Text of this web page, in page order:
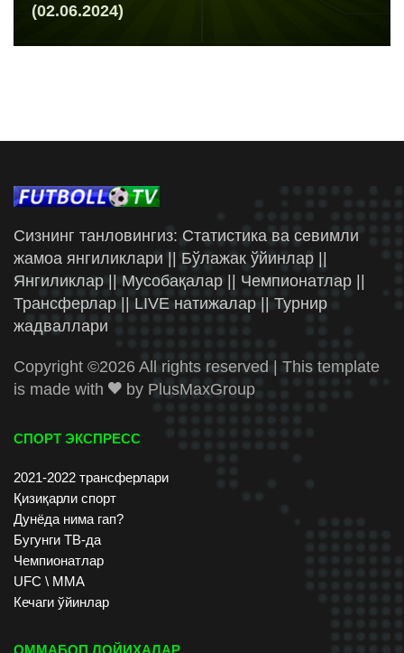
(02.06.2024)
Сизнинг танловингиз: Статистика ва севимли
жамоа янгиликлари || Бўлажак ўйинлар ||
Янгиликлар || Мусобақалар || Чемпионатлар ||
Трансферлар || LIVE натижалар || Турнир
жадваллари
Copyright ©2026 All rights reserved | This template
is made with
by PlusMaxGroup
СПОРТ ЭКСПРЕСС
2021-2022 трансферлари
Қизиқарли спорт
Дунёда нима гап?
Бугунги ТВ-да
Чемпионатлар
UFC \ ММА
Кечаги ўйинлар
ОММАБОП ЛОЙИХАЛАР